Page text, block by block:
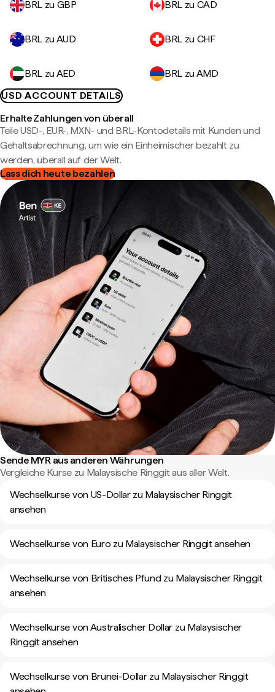
BRL zu GBP BRL zu CAD
BRL zu AUD BRL zu CHF
BRL zu AED
BRL zu AMD
USD ACCOUNT DETAILS
Erhalte Zahlungen von überall
Teile USD-, EUR-, MXN- und BRL-Kontodetails mit Kunden und
Gehaltsabrechnung, um wie ein Einheimischer bezahlt zu
werden, überall auf der Welt.
Lass dich heute bezahlen
Sende MYR aus anderen Währungen
Vergleiche Kurse zu Malaysische Ringgit aus aller Welt.
Wechselkurse von US-Dollar zu Malaysischer Ringgit
ansehen
Wechselkurse von Euro zu Malaysischer Ringgit ansehen
Wechselkurse von Britisches Pfund zu Malaysischer Ringgit
ansehen
Wechselkurse von Australischer Dollar zu Malaysischer
Ringgit ansehen
Wechselkurse von Brunei-Dollar zu Malaysischer Ringgit